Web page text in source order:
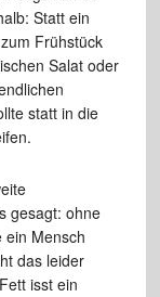
Statt ein
Frühstück
Salat oder
statt in die
gesagt: ohne
ein Mensch
das leider
isst ein